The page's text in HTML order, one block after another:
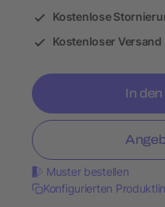
Kostenlose
Kostenloser Versand
In
Muster bestellen
Konfigurierten